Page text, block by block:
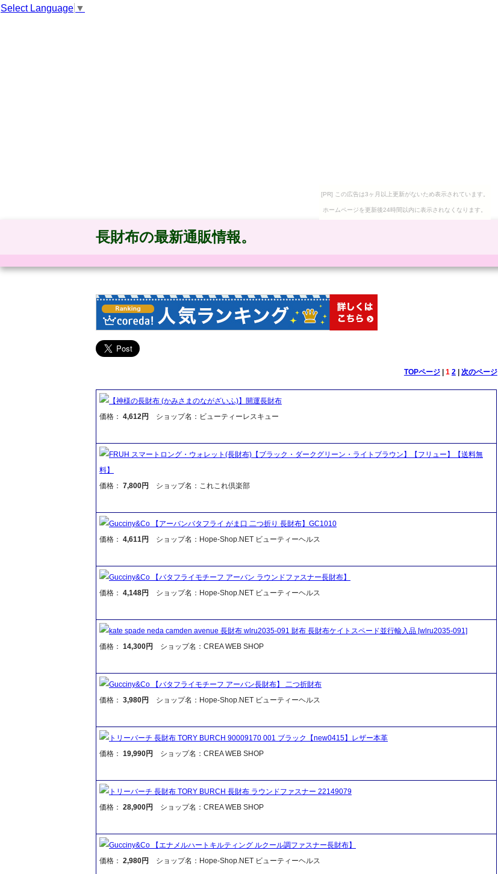
Select Language ▼
[PR] この広告は3ヶ月以上更新がないため表示されています。
ホームページを更新後24時間以内に表示されなくなります。
長財布の最新通販情報。
TOPページ| 1 2| 次のページ
【神様の長財布 (かみさまのながざいふ)】開運長財布
価格： 4,612円 ショップ名：ビューティーレスキュー
FRUH スマートロング・ウォレット(長財布)【ブラック・ダークグリーン・ライトブラウン】【フリュー】【送料無
料】
価格： 7,800円 ショップ名：これこれ倶楽部
Gucciny&Co 【アーバンバタフライ がま口 二つ折り 長財布】GC1010
価格： 4,611円 ショップ名：Hope-Shop.NET ビューティーヘルス
Gucciny&Co 【バタフライモチーフ アーバン ラウンドファスナー長財布】
価格： 4,148円 ショップ名：Hope-Shop.NET ビューティーヘルス
kate spade neda camden avenue 長財布 wlru2035-091 財布 長財布ケイトスペード並行輸入品 [wlru2035-091]
価格： 14,300円 ショップ名：CREA WEB SHOP
Gucciny&Co 【バタフライモチーフ アーバン長財布】 二つ折財布
価格： 3,980円 ショップ名：Hope-Shop.NET ビューティーヘルス
トリーバーチ 長財布 TORY BURCH 90009170 001 ブラック【new0415】レザー本革
価格： 19,990円 ショップ名：CREA WEB SHOP
トリーバーチ 長財布 TORY BURCH 長財布 ラウンドファスナー 22149079
価格： 28,900円 ショップ名：CREA WEB SHOP
Gucciny&Co 【エナメルハートキルティング ルクール調ファスナー長財布】
価格： 2,980円 ショップ名：Hope-Shop.NET ビューティーヘルス